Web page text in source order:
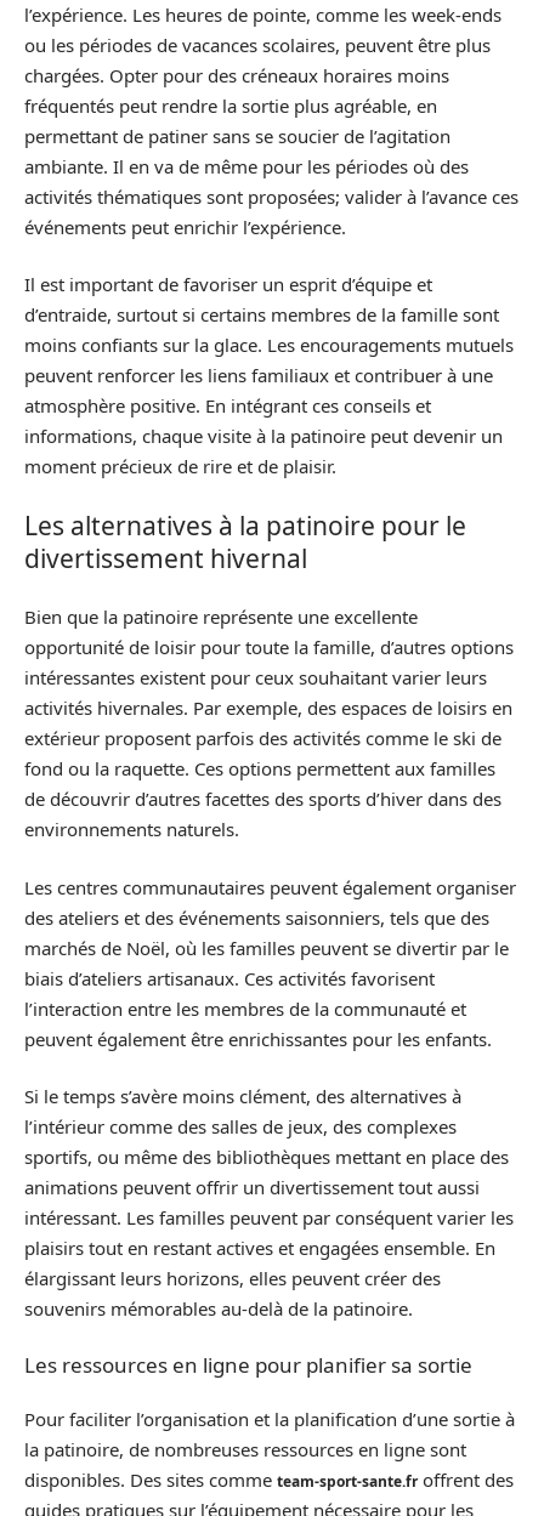
l’expérience. Les heures de pointe, comme les week-ends
ou les périodes de vacances scolaires, peuvent être plus
chargées. Opter pour des créneaux horaires moins
fréquentés peut rendre la sortie plus agréable, en
permettant de patiner sans se soucier de l’agitation
ambiante. Il en va de même pour les périodes où des
activités thématiques sont proposées; valider à l’avance ces
événements peut enrichir l’expérience.
Il est important de favoriser un esprit d’équipe et
d’entraide, surtout si certains membres de la famille sont
moins confiants sur la glace. Les encouragements mutuels
peuvent renforcer les liens familiaux et contribuer à une
atmosphère positive. En intégrant ces conseils et
informations, chaque visite à la patinoire peut devenir un
moment précieux de rire et de plaisir.
Les alternatives à la patinoire pour le
divertissement hivernal
Bien que la patinoire représente une excellente
opportunité de loisir pour toute la famille, d’autres options
intéressantes existent pour ceux souhaitant varier leurs
activités hivernales. Par exemple, des espaces de loisirs en
extérieur proposent parfois des activités comme le ski de
fond ou la raquette. Ces options permettent aux familles
de découvrir d’autres facettes des sports d’hiver dans des
environnements naturels.
Les centres communautaires peuvent également organiser
des ateliers et des événements saisonniers, tels que des
marchés de Noël, où les familles peuvent se divertir par le
biais d’ateliers artisanaux. Ces activités favorisent
l’interaction entre les membres de la communauté et
peuvent également être enrichissantes pour les enfants.
Si le temps s’avère moins clément, des alternatives à
l’intérieur comme des salles de jeux, des complexes
sportifs, ou même des bibliothèques mettant en place des
animations peuvent offrir un divertissement tout aussi
intéressant. Les familles peuvent par conséquent varier les
plaisirs tout en restant actives et engagées ensemble. En
élargissant leurs horizons, elles peuvent créer des
souvenirs mémorables au-delà de la patinoire.
Les ressources en ligne pour planifier sa sortie
Pour faciliter l’organisation et la planification d’une sortie à
la patinoire, de nombreuses ressources en ligne sont
disponibles. Des sites comme team-sport-sante.froffrent des
guides pratiques sur l’équipement nécessaire pour les